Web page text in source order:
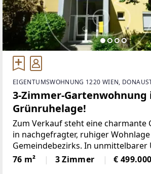
EIGENTUMSWOHNUNG 1220 WIEN,
3-Zimmer-Gartenwohnung
Grünruhelage!
Zum Verkauf steht eine charmante
in nachgefragter, ruhiger
Gemeindebezirks. In
es eine sehr gute Infrastruktur
Kindergärten,
76 m² 3 Zimmer € 499.000